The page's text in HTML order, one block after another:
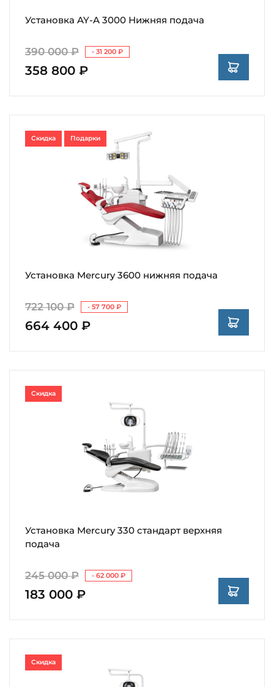
Установка AY-A 3000 Нижняя подача
390 000 ₽ - 31 200 ₽
358 800 ₽
Установка Mercury 3600 нижняя подача
722 100 ₽ - 57 700 ₽
664 400 ₽
Скидка Подарки
Установка Mercury 330 стандарт верхняя
подача
245 000 ₽ - 62 000 ₽
183 000 ₽
Скидка
Скидка